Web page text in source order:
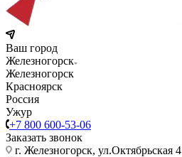
Ваш город
Железногорск
Железногорск
Красноярск
Россия
Ужур
+7 800 600-53-06
Заказать звонок
г. Железногорск, ул.Октябрьская 4